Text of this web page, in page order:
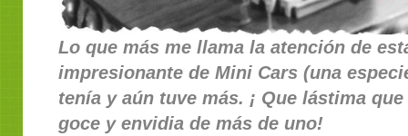
Lo que más me llama la atención de
impresionante de Mini Cars (una
tenía y aún tuve más. ¡ Que lástima
goce y envidia de más de uno!